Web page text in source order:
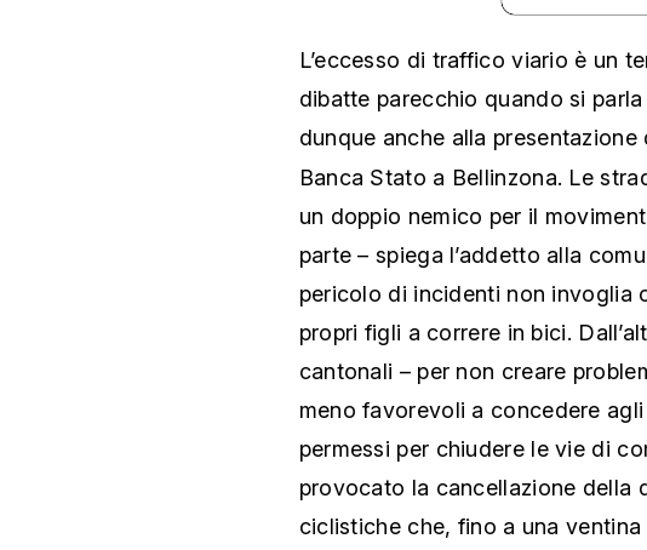
L’eccesso di traffico viario è un
dibatte parecchio quando si
dunque anche alla presentazione
Banca Stato a Bellinzona. Le
un doppio nemico per il
parte – spiega l’addetto alla
pericolo di incidenti non invoglia
propri figli a correre in bici.
cantonali – per non creare
meno favorevoli a concedere
permessi per chiudere le vie di
provocato la cancellazione della
ciclistiche che, fino a una ventina